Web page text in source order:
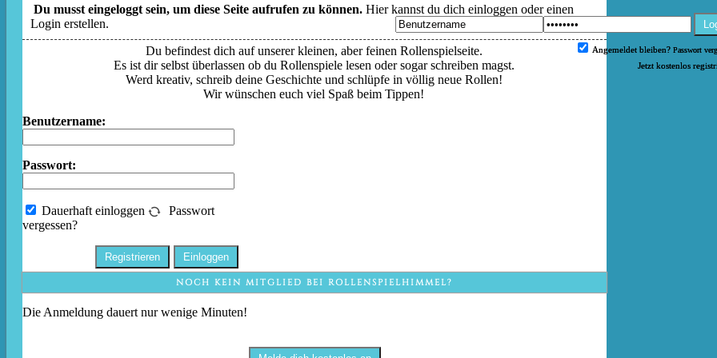
Angemeldet bleiben? Passwort
Jetzt kostenlos
Du musst eingeloggt sein, um diese Seite aufrufen zu können. Hier kannst du dich einloggen oder einen
Login erstellen.
Du befindest dich auf unserer kleinen, aber feinen Rollenspielseite.
Es ist dir selbst überlassen ob du Rollenspiele lesen oder sogar schreiben magst.
Werd kreativ, schreib deine Geschichte und schlüpfe in völlig neue Rollen!
Wir wünschen euch viel Spaß beim Tippen!
Benutzername:
Passwort:
Dauerhaft einloggen
Passwort
vergessen?
NOCH KEIN MITGLIED BEI ROLLENSPIELHIMMEL?
Die Anmeldung dauert nur wenige Minuten!